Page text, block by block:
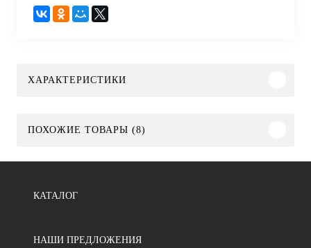
ХАРАКТЕРИСТИКИ
ПОХОЖИЕ ТОВАРЫ (8)
КАТАЛОГ
НАШИ ПРЕДЛОЖЕНИЯ